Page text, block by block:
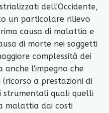
dell'Occidente,
un particolare rilievo
causa di malattia e
di morte nei soggetti
complessità dei
anche l'impegno che
(ricorso a prestazioni di
strumentali quali quelli
malattia dai costi